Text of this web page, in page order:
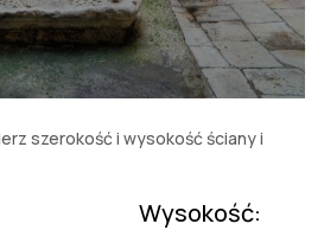
szerokość i wysokość ściany i
Wysokość: